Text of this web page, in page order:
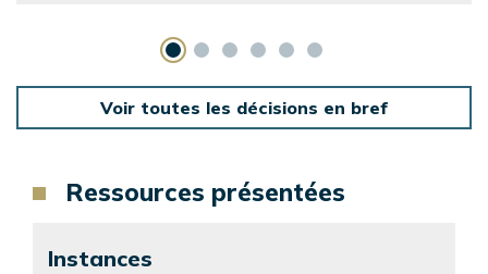
Voir toutes les décisions en bref
Ressources présentées
Instances